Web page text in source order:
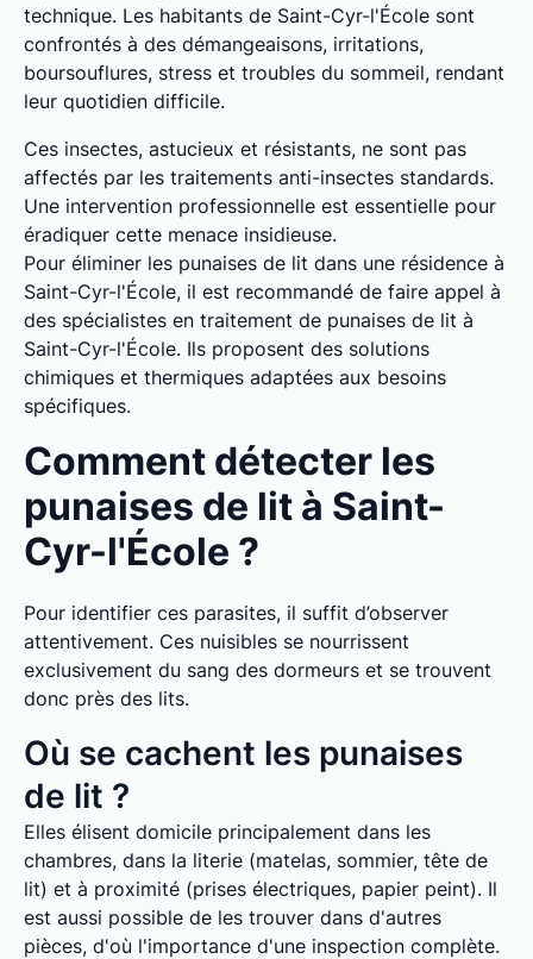
technique. Les habitants de Saint-Cyr-l'École sont
confrontés à des démangeaisons, irritations,
boursouflures, stress et troubles du sommeil, rendant
leur quotidien difficile.
Ces insectes, astucieux et résistants, ne sont pas
affectés par les traitements anti-insectes standards.
Une intervention professionnelle est essentielle pour
éradiquer cette menace insidieuse.
Pour éliminer les punaises de lit dans une résidence à
Saint-Cyr-l'École, il est recommandé de faire appel à
des spécialistes en traitement de punaises de lit à
Saint-Cyr-l'École. Ils proposent des solutions
chimiques et thermiques adaptées aux besoins
spécifiques.
Comment détecter les
punaises de lit à Saint-
Cyr-l'École ?
Pour identifier ces parasites, il suffit d’observer
attentivement. Ces nuisibles se nourrissent
exclusivement du sang des dormeurs et se trouvent
donc près des lits.
Où se cachent les punaises
de lit ?
Elles élisent domicile principalement dans les
chambres, dans la literie (matelas, sommier, tête de
lit) et à proximité (prises électriques, papier peint). Il
est aussi possible de les trouver dans d'autres
pièces, d'où l'importance d'une inspection complète.